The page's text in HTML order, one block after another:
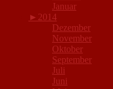
Januar
► 2014
Dezember
November
Oktober
September
Juli
Juni